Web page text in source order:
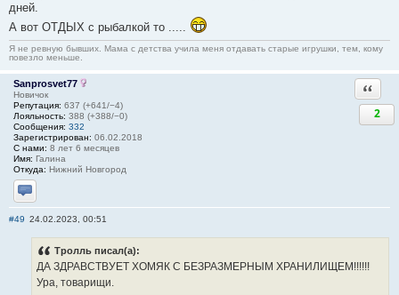
дней.
А вот ОТДЫХ с рыбалкой то .....
Я не ревную бывших. Мама с детства учила меня отдавать старые игрушки, тем, кому
повезло меньше.
Sanprosvet77
Новичок
Репутация: 637 (+641/−4)
Лояльность: 388 (+388/−0)
Сообщения: 332
Зарегистрирован: 06.02.2018
С нами: 8 лет 6 месяцев
Имя: Галина
Откуда: Нижний Новгород
Отправить личное сообщение
2
#49 24.02.2023, 00:51
Тролль писал(а):
ДА ЗДРАВСТВУЕТ ХОМЯК С БЕЗРАЗМЕРНЫМ ХРАНИЛИЩЕМ!!!!!!
Ура, товарищи.